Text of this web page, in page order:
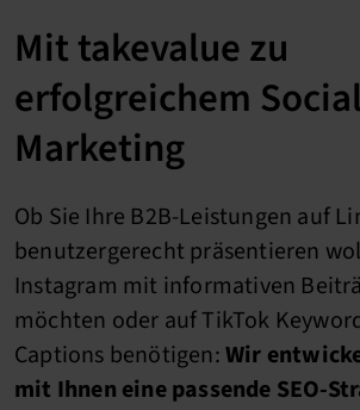
Mit takevalue zu
erfolgreichem
Marketing
Ob Sie Ihre B2B-Leistungen auf
benutzergerecht präsentieren
Instagram mit informativen
möchten oder auf TikTok
Captions benötigen:Wir
mit Ihnen eine passende SEO-